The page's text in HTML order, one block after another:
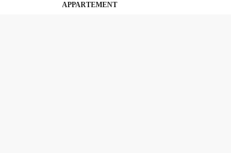
APPARTEMENT